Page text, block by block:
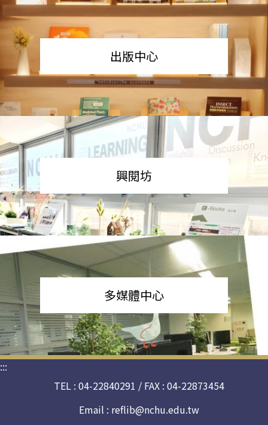
出版中心
興閱坊
多媒體中心
:::
TEL : 04-22840291 / FAX : 04-22873454
Email : reflib@nchu.edu.tw